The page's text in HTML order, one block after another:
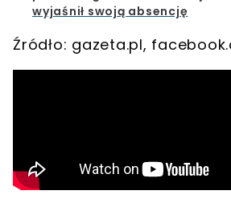
wyjaśnił swoją absencję
Źródło: gazeta.pl,